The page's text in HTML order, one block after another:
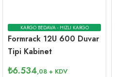
KARGO BEDAVA - HIZLI KARGO
Formrack 12U 600 Duvar
Tipi Kabinet
₺6.534,08 + KDV